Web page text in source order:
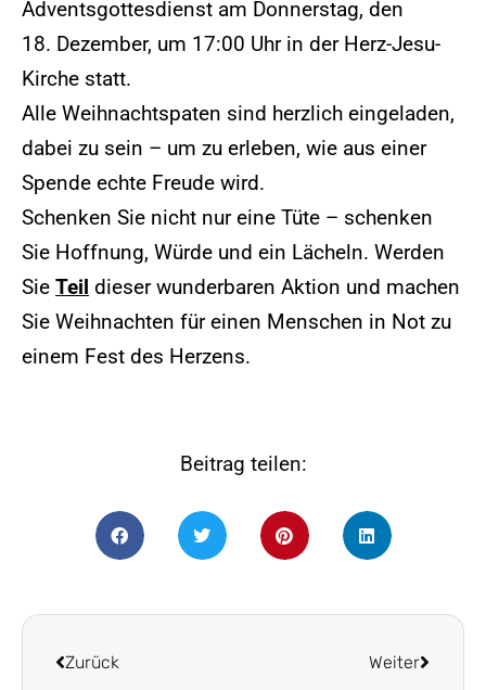
Adventsgottesdienst am Donnerstag, den
18. Dezember, um 17:00 Uhr in der Herz-Jesu-
Kirche statt.
Alle Weihnachtspaten sind herzlich eingeladen,
dabei zu sein – um zu erleben, wie aus einer
Spende echte Freude wird.
Schenken Sie nicht nur eine Tüte – schenken
Sie Hoffnung, Würde und ein Lächeln. Werden
Sie Teil dieser wunderbaren Aktion und machen
Sie Weihnachten für einen Menschen in Not zu
einem Fest des Herzens.
Beitrag teilen:
Zurück Weiter